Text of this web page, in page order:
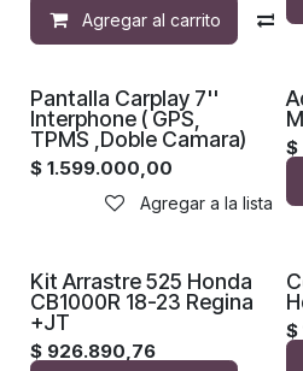
Agregar al carrito
Pantalla Carplay 7''
Interphone ( GPS,
TPMS ,Doble Camara)
$ 1.599.000,00
Agregar a la lista
$
Kit Arrastre 525 Honda
CB1000R 18-23 Regina
+JT
$ 926.890,76
$